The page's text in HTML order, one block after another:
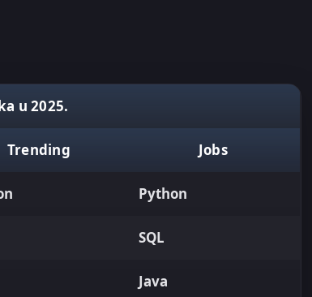
u 2025.
Trending Jobs
Python
SQL
Java